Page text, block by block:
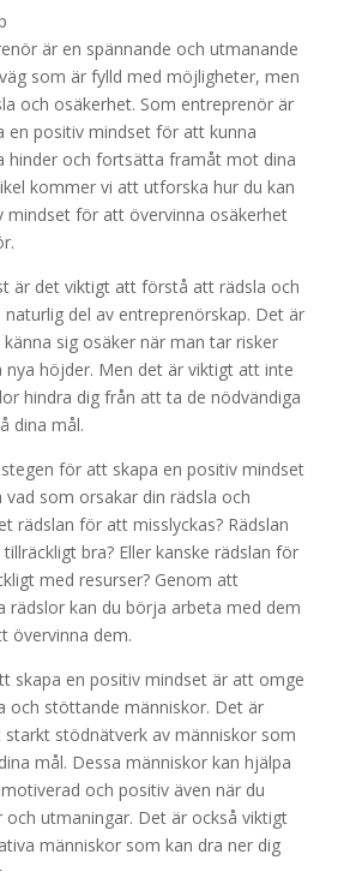
är en spännande och utmanande
som är fylld med möjligheter, men
och osäkerhet. Som entreprenör är
en positiv mindset för att kunna
hinder och fortsätta framåt mot dina
kommer vi att utforska hur du kan
mindset för att övervinna osäkerhet
är det viktigt att förstå att rädsla och
del av entreprenörskap. Det är
sig osäker när man tar risker
nya höjder. Men det är viktigt att inte
hindra dig från att ta de nödvändiga
dina mål.
för att skapa en positiv mindset
som orsakar din rädsla och
rädslan för att misslyckas? Rädslan
bra? Eller kanske rädslan för
med resurser? Genom att
rädslor kan du börja arbeta med dem
övervinna dem.
skapa en positiv mindset är att omge
och stöttande människor. Det är
stödnätverk av människor som
mål. Dessa människor kan hjälpa
och positiv även när du
och utmaningar. Det är också viktigt
människor som kan dra ner dig